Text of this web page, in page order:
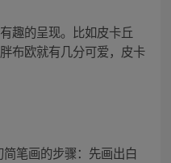
趣的呈现。比如皮卡丘
布欧就有几分可爱，皮卡
笔画的步骤：先画出白